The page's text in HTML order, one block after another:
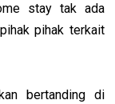
stay tak ada
pihak terkait
bertanding di